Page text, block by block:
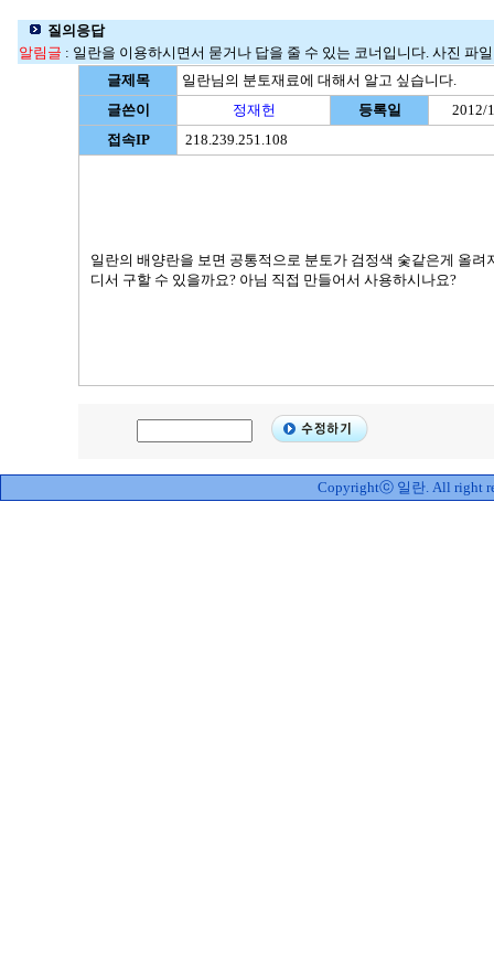
질의응답
알림글 : 일란을 이용하시면서 묻거나 답을 줄 수 있는 코너입니다. 사진 파
글제목
일란님의 분토재료에 대해서 알고 싶습니다.
글쓴이
정재헌 등록일
2012/
접속IP
218.239.251.108
일란의 배양란을 보면 공통적으로 분토가 검정색 숯같은게 올
디서 구할 수 있을까요? 아님 직접 만들어서 사용하시나요?
Copyrightⓒ 일란. All right